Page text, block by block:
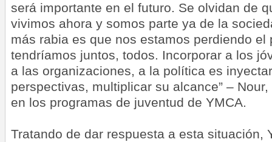
será importante en el futuro. Se olvidan de
vivimos ahora y somos parte ya de la
más rabia es que nos estamos perdiendo el
tendríamos juntos, todos. Incorporar a los
a las organizaciones, a la política es
perspectivas, multiplicar su alcance” –
en los programas de juventud de YMCA.
Tratando de dar respuesta a esta situación,